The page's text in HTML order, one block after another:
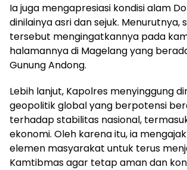
Ia juga mengapresiasi kondisi alam
dinilainya asri dan sejuk. Menurutnya,
tersebut mengingatkannya pada
halamannya di Magelang yang
Gunung Andong.
Lebih lanjut, Kapolres menyinggung
geopolitik global yang berpotensi
terhadap stabilitas nasional,
ekonomi. Oleh karena itu, ia
elemen masyarakat untuk terus
Kamtibmas agar tetap aman dan